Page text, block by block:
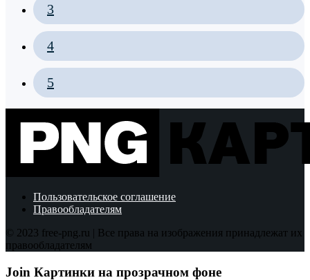
3
4
5
Пользовательское соглашение
Правообладателям
© 2023 free-png.ru | Все права на изображения принадлежат их
правообладателям
Join Картинки на прозрачном фоне